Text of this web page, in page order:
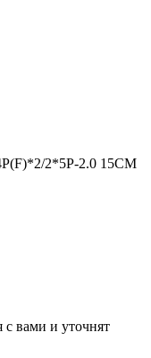
2*5P-2.0 15CM
вами и уточнят